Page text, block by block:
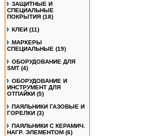
ЗАЩИТНЫЕ И
СПЕЦИАЛЬНЫЕ
ПОКРЫТИЯ (18)
КЛЕИ (11)
МАРКЕРЫ
СПЕЦИАЛЬНЫЕ (19)
ОБОРУДОВАНИЕ ДЛЯ
SMT (4)
ОБОРУДОВАНИЕ И
ИНСТРУМЕНТ ДЛЯ
ОТПАЙКИ (5)
ПАЯЛЬНИКИ ГАЗОВЫЕ И
ГОРЕЛКИ (3)
ПАЯЛЬНИКИ С КЕРАМИЧ.
НАГР. ЭЛЕМЕНТОМ (6)